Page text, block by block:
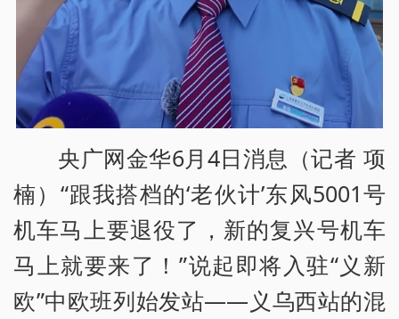
央广网金华6月4日消息（记者 项
楠）“跟我搭档的‘老伙计’东风5001号
机车马上要退役了，新的复兴号机车
马上就要来了！”说起即将入驻“义新
欧”中欧班列始发站——义乌西站的混